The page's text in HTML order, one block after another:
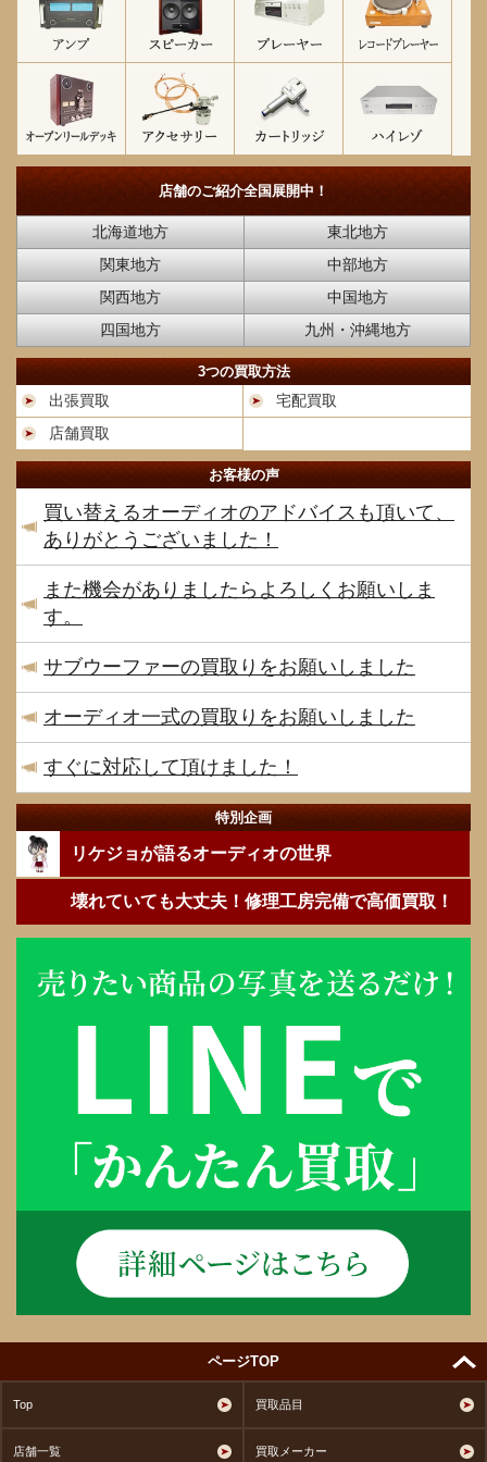
店舗のご紹介全国展開中！
北海道地方
東北地方
関東地方
中部地方
関西地方
中国地方
四国地方
九州・沖縄地方
3つの買取方法
出張買取
宅配買取
店舗買取
お客様の声
買い替えるオーディオのアドバイスも頂いて、
ありがとうございました！
また機会がありましたらよろしくお願いしま
す。
サブウーファーの買取りをお願いしました
オーディオ一式の買取りをお願いしました
すぐに対応して頂けました！
特別企画
リケジョが語るオーディオの世界
壊れていても大丈夫！修理工房完備で高価買取！
ページTOP
Top 買取品目
店舗一覧 買取メーカー